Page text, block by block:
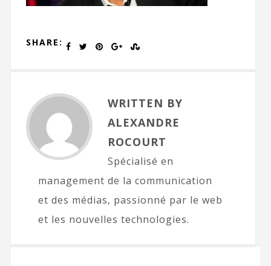
SHARE:
WRITTEN BY
ALEXANDRE
ROCOURT
Spécialisé en
management de la communication
et des médias, passionné par le web
et les nouvelles technologies.